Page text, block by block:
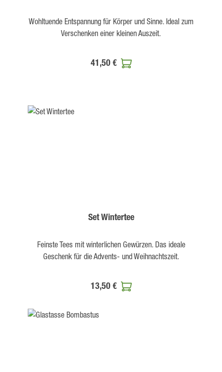
Wohltuende Entspannung für Körper und Sinne. Ideal zum
Verschenken einer kleinen Auszeit.
41,50 €
Set Wintertee
Feinste Tees mit winterlichen Gewürzen. Das ideale
Geschenk für die Advents- und Weihnachtszeit.
13,50 €